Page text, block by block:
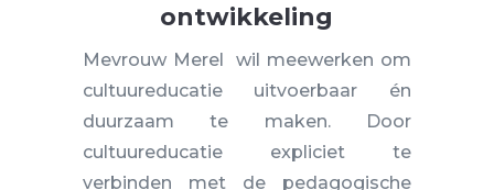
ontwikkeling
Mevrouw Merel wil meewerken om
cultuureducatie uitvoerbaar én
duurzaam te maken. Door
cultuureducatie expliciet te
verbinden met de pedagogische